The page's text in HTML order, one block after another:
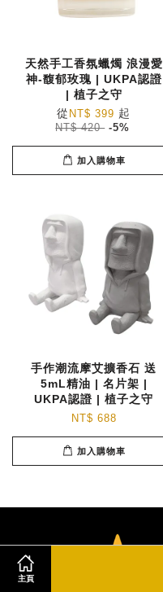
主頁
天然手工香氛蠟燭 浪漫愛
神-馥郁玫瑰 | UKPA認證
| 植子之守
從 NT$ 399 起
NT$ 420 -5%
加入購物車
手作潮流摩艾擴香石 送
5mL精油 | 名片架 |
UKPA認證 | 植子之守
NT$ 688
加入購物車